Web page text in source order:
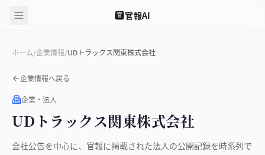
官 官報AI
ホーム/企業情報/UDトラックス関東株式会社
企業情報へ戻る
企業・法人
UDトラックス関東株式会社
会社公告を中心に、官報に掲載された法人の公開記録を時系列で